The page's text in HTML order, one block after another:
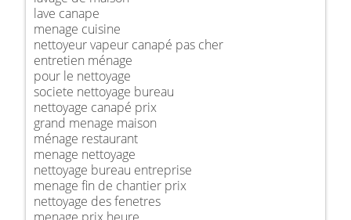
lave canape
menage cuisine
nettoyeur vapeur canapé pas cher
entretien ménage
pour le nettoyage
societe nettoyage bureau
nettoyage canapé prix
grand menage maison
ménage restaurant
menage nettoyage
nettoyage bureau entreprise
menage fin de chantier prix
nettoyage des fenetres
menage prix heure